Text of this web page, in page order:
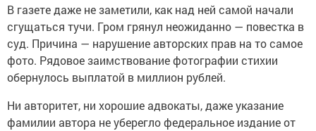
В газете даже не заметили, как над ней самой начали
сгущаться тучи. Гром грянул неожиданно — повестка в
суд. Причина — нарушение авторских прав на то самое
фото. Рядовое заимствование фотографии стихии
обернулось выплатой в миллион рублей.
Ни авторитет, ни хорошие адвокаты, даже указание
фамилии автора не уберегло федеральное издание от